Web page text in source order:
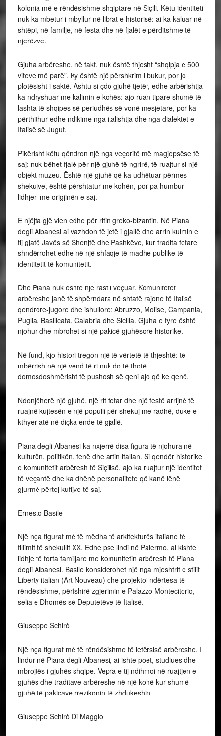
kolonia më e rëndësishme shqiptare në Siçili. Këtu identiteti
nuk ka mbetur i mbyllur në librat e historisë: ai ka kaluar në
shtëpi, në familje, në festa dhe në fjalët e përditshme të
njerëzve.
Gjuha arbëreshe, në fakt, nuk është thjesht “shqipja e 500
viteve më parë”. Ky është një përshkrim i bukur, por jo
plotësisht i saktë. Ashtu si çdo gjuhë tjetër, edhe arbërishtja
ka ndryshuar me kalimin e kohës: ajo ruan tipare shumë të
lashta të shqipes së periudhës së vonë mesjetare, por ka
përthithur edhe ndikime nga italishtja dhe nga dialektet e
Italisë së Jugut.
Pikërisht këtu qëndron një nga veçoritë më magjepsëse të
saj: nuk bëhet fjalë për një gjuhë të ngrirë, të ruajtur si një
objekt muzeu. Është një gjuhë që ka udhëtuar përmes
shekujve, është përshtatur me kohën, por pa humbur
lidhjen me origjinën e saj.
E njëjta gjë vlen edhe për ritin greko-bizantin. Në Piana
degli Albanesi ai vazhdon të jetë i gjallë dhe arrin kulmin e
tij gjatë Javës së Shenjtë dhe Pashkëve, kur tradita fetare
shndërrohet edhe në një shfaqje të madhe publike të
identitetit të komunitetit.
Dhe Piana nuk është një rast i veçuar. Komunitetet
arbëreshe janë të shpërndara në shtatë rajone të Italisë
qendrore-jugore dhe ishullore: Abruzzo, Molise, Campania,
Puglia, Basilicata, Calabria dhe Sicilia. Gjuha e tyre është
njohur dhe mbrohet si një pakicë gjuhësore historike.
Në fund, kjo histori tregon një të vërtetë të thjeshtë: të
mbërrish në një vend të ri nuk do të thotë
domosdoshmërisht të pushosh së qeni ajo që ke qenë.
Ndonjëherë një gjuhë, një rit fetar dhe një festë arrijnë të
ruajnë kujtesën e një populli për shekuj me radhë, duke e
kthyer atë në diçka ende të gjallë.
Piana degli Albanesi ka nxjerrë disa figura të njohura në
kulturën, politikën, fenë dhe artin italian. Si qendër historike
e komunitetit arbëresh të Siçilisë, ajo ka ruajtur një identitet
të veçantë dhe ka dhënë personalitete që kanë lënë
gjurmë përtej kufijve të saj.
Ernesto Basile
Një nga figurat më të mëdha të arkitekturës italiane të
fillimit të shekullit XX. Edhe pse lindi në Palermo, ai kishte
lidhje të forta familjare me komunitetin arbëresh të Piana
degli Albanesi. Basile konsiderohet një nga mjeshtrit e stilit
Liberty italian (Art Nouveau) dhe projektoi ndërtesa të
rëndësishme, përfshirë zgjerimin e Palazzo Montecitorio,
selia e Dhomës së Deputetëve të Italisë.
Giuseppe Schirò
Një nga figurat më të rëndësishme të letërsisë arbëreshe. I
lindur në Piana degli Albanesi, ai ishte poet, studiues dhe
mbrojtës i gjuhës shqipe. Vepra e tij ndihmoi në ruajtjen e
gjuhës dhe traditave arbëreshe në një kohë kur shumë
gjuhë të pakicave rrezikonin të zhdukeshin.
Giuseppe Schirò Di Maggio